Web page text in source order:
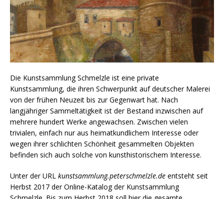
Die Kunstsammlung Schmelzle ist eine private
Kunstsammlung, die ihren Schwerpunkt auf deutscher Malerei
von der frühen Neuzeit bis zur Gegenwart hat. Nach
langjähriger Sammeltätigkeit ist der Bestand inzwischen auf
mehrere hundert Werke angewachsen. Zwischen vielen
trivialen, einfach nur aus heimatkundlichem Interesse oder
wegen ihrer schlichten Schönheit gesammelten Objekten
befinden sich auch solche von kunsthistorischem Interesse.
Unter der URL kunstsammlung.peterschmelzle.de entsteht seit
Herbst 2017 der Online-Katalog der Kunstsammlung